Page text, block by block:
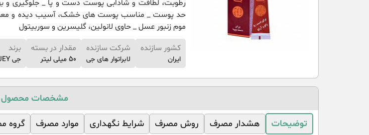
رطوبت، لطافت و شادابی پوست دست و پا _ جلوگیری و
حد پوست _ مناسب پوست های خشک، آسیب دیده و
موم زنبور عسل _ حاوی لانولین، گلیسرین و سوربیتول
کشور سازنده
ایران
شرکت سازنده
لابراتوار های جی
مقدار در بسته
50 میلی لیتر
برند
جی JEY
مشخصات محصول
توضیحات هشدار مصرف روش مصرف شرایط نگهداری موارد مصرف گروه